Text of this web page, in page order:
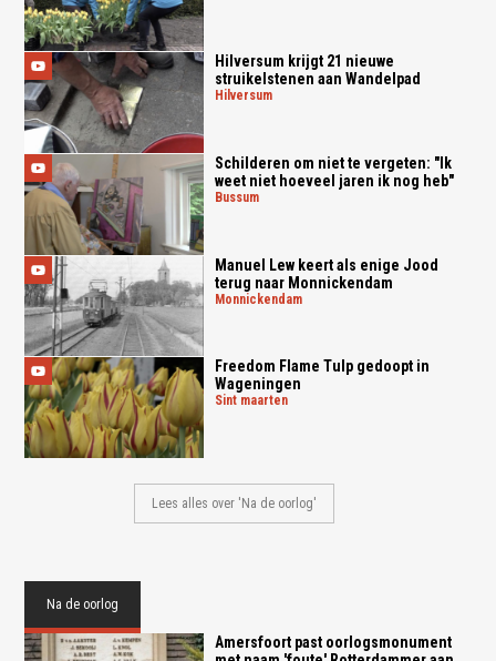
Hilversum krijgt 21 nieuwe
struikelstenen aan Wandelpad
hilversum
Schilderen om niet te vergeten: "Ik
weet niet hoeveel jaren ik nog heb"
bussum
Manuel Lew keert als enige Jood
terug naar Monnickendam
monnickendam
Freedom Flame Tulp gedoopt in
Wageningen
sint maarten
Lees alles over 'Na de oorlog'
Na de oorlog
Amersfoort past oorlogsmonument